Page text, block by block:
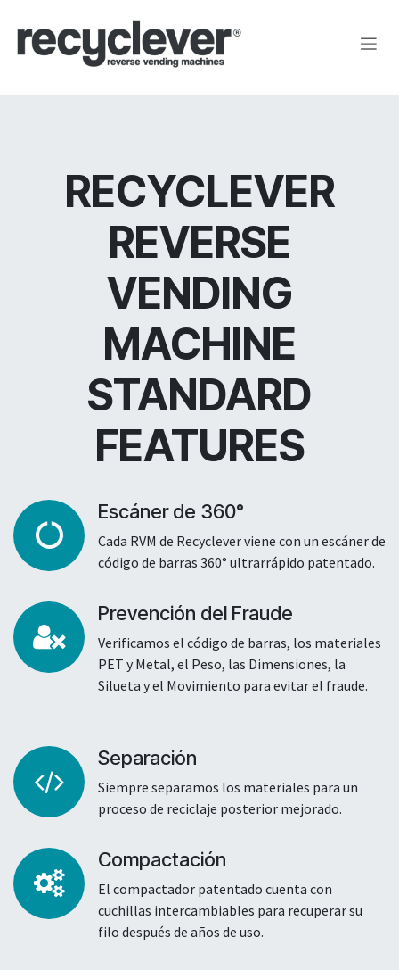
RECYCLEVER
REVERSE
VENDING
MACHINE
STANDARD
FEATURES
Escáner de 360°
Cada RVM de Recyclever viene con un escáner de
código de barras 360° ultrarrápido patentado.
Prevención del Fraude
Verificamos el código de barras, los materiales
PET y Metal, el Peso, las Dimensiones, la
Silueta y el Movimiento para evitar el fraude.
Separación
Siempre separamos los materiales para un
proceso de reciclaje posterior mejorado.
Compactación
El compactador patentado cuenta con
cuchillas intercambiables para recuperar su
filo después de años de uso.